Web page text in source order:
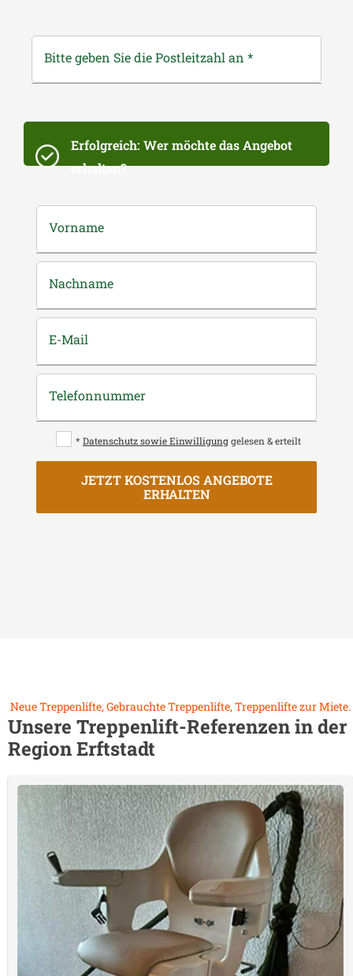
Bitte geben Sie die Postleitzahl an *
Erfolgreich: Wer möchte das Angebot
erhalten?
Vorname
Nachname
E-Mail
Telefonnummer
* Datenschutz sowie Einwilligung gelesen & erteilt
JETZT KOSTENLOS ANGEBOTE
ERHALTEN
Neue Treppenlifte, Gebrauchte Treppenlifte, Treppenlifte zur Miete.
Unsere Treppenlift-Referenzen in der
RegionErftstadt